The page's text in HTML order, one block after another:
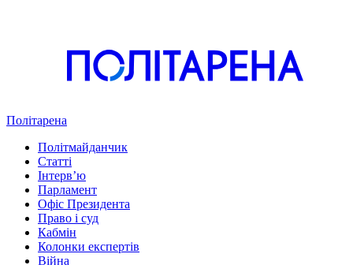
Політарена
Політмайданчик
Статті
Інтервʼю
Парламент
Офіс Президента
Право і суд
Кабмін
Колонки експертів
Війна